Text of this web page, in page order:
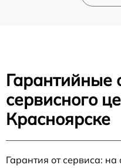
Гарантийные
сервисного
Красноярске
Гарантия от сервиса: